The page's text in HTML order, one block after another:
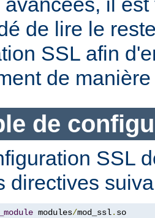
de lire le
SSL afin
de
de
SSL
directives
modules/mod_ssl. so